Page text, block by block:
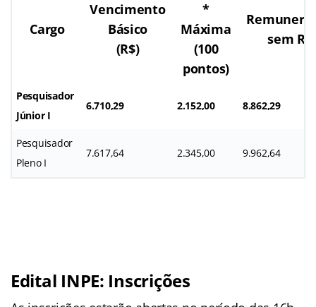
Cargo
Vencimento
Básico
(R$)
*
Máxima
(100
pontos)
sem RT
Pesquisador
Júnior I
6.710,29 2.152,00 8.862,29
Pesquisador
Pleno I
7.617,64 2.345,00 9.962,64
Edital INPE: Inscrições